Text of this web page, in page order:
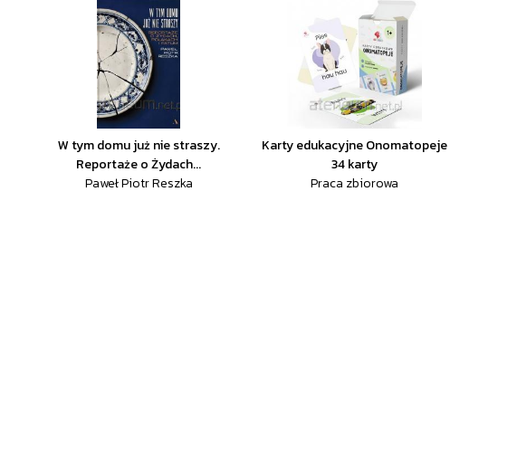
W tym domu już nie straszy.
Reportaże o Żydach...
Paweł Piotr Reszka
Karty edukacyjne Onomatopeje
34 karty
Praca zbiorowa